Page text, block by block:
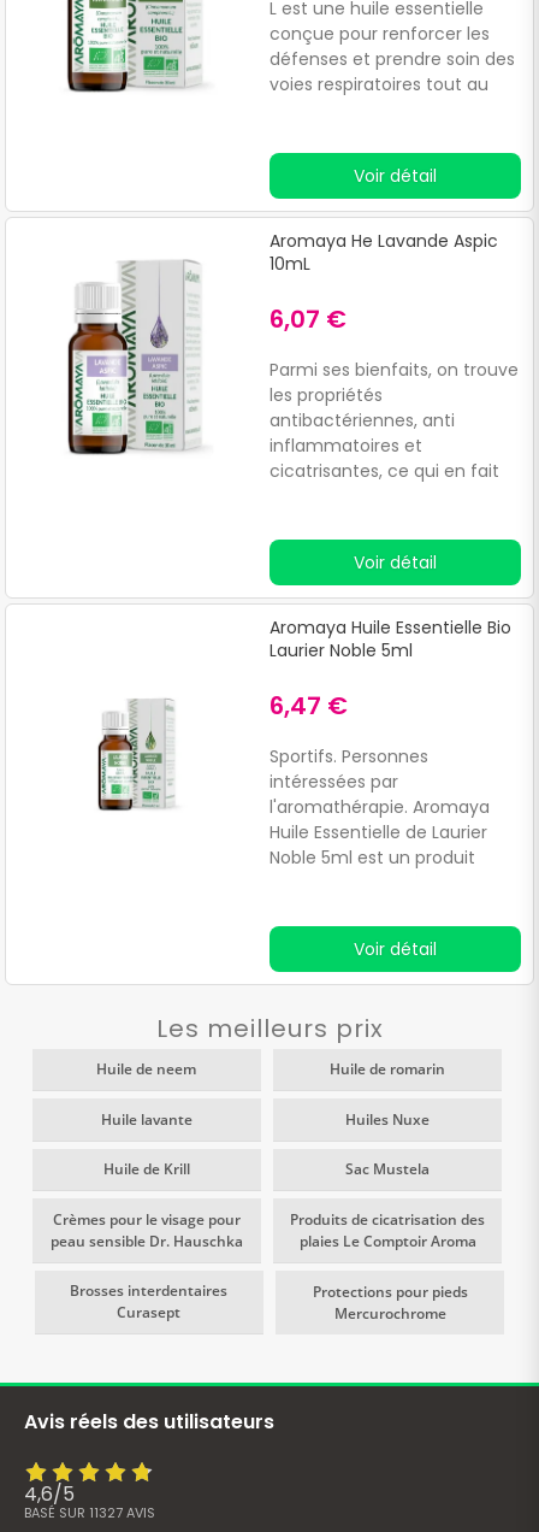
L est une huile essentielle
conçue pour renforcer les
défenses et prendre soin des
voies respiratoires tout au
Voir détail
Aromaya He Lavande Aspic
10mL
6,07 €
Parmi ses bienfaits, on trouve
les propriétés
antibactériennes, anti
inflammatoires et
cicatrisantes, ce qui en fait
causés par :Piqûres
d'insectes. Frottements.
Voir détail
Aromaya Huile Essentielle Bio
Laurier Noble 5ml
6,47 €
Sportifs. Personnes
intéressées par
l'aromathérapie. Aromaya
Huile Essentielle de Laurier
Noble 5ml est un produit
Il est idéal pour :Adultes
actifs.
Voir détail
Les meilleurs prix
Huile de neem Huile de romarin
Huile lavante Huiles Nuxe
Huile de Krill Sac Mustela
Crèmes pour le visage pour
peau sensible Dr. Hauschka
Produits de cicatrisation des
plaies Le Comptoir Aroma
Brosses interdentaires
Curasept
Protections pour pieds
Mercurochrome
Avis réels des utilisateurs
4,6/5
BASÉ SUR 11327AVIS